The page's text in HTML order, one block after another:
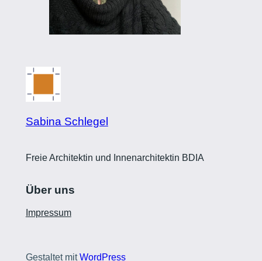
Sabina Schlegel
Freie Architektin und Innenarchitektin BDIA
Über uns
Impressum
Gestaltet mitWordPress